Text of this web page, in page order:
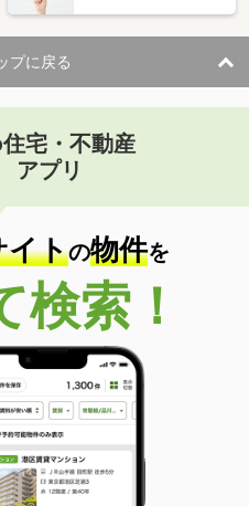
プに戻る
宅・不動産
アプリ
イトの物件を
検索！